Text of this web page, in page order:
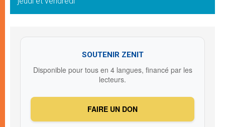
SOUTENIR ZENIT
Disponible pour tous en 4 langues, financé par les
lecteurs.
FAIRE UN DON